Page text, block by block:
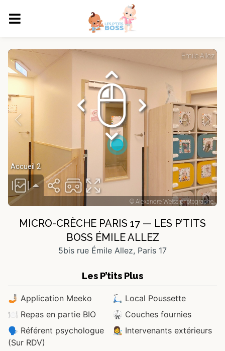
MICRO-CRÈCHE PARIS 17 — LES P’TITS
BOSS ÉMILE ALLEZ
5bis rue Émile Allez, Paris 17
Les P’tits Plus
🤳🏼 Application Meeko
🛴 Local Poussette
🍽 Repas en partie BIO
🥋 Couches fournies
🗣 Référent psychologue
(Sur RDV)
👩‍🎨 Intervenants extérieurs